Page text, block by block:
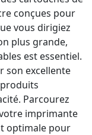
conçues pour
vous dirigiez
plus grande,
est essentiel.
son excellente
Parcourez
imprimante
optimale pour